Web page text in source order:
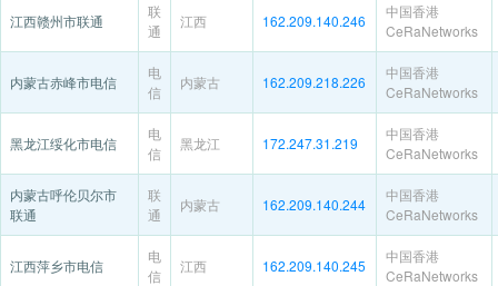
江西赣州市联通
联
通
江西 162.209.140.246
中国香港
CeRaNetworks
内蒙古赤峰市电信
电
信
内蒙古 162.209.218.226
中国香港
CeRaNetworks
黑龙江绥化市电信
电
信
黑龙江 172.247.31.219
中国香港
CeRaNetworks
内蒙古呼伦贝尔市
联通
联
通
内蒙古 162.209.140.244
中国香港
CeRaNetworks
江西萍乡市电信
电
信
江西 162.209.140.245
中国香港
CeRaNetworks